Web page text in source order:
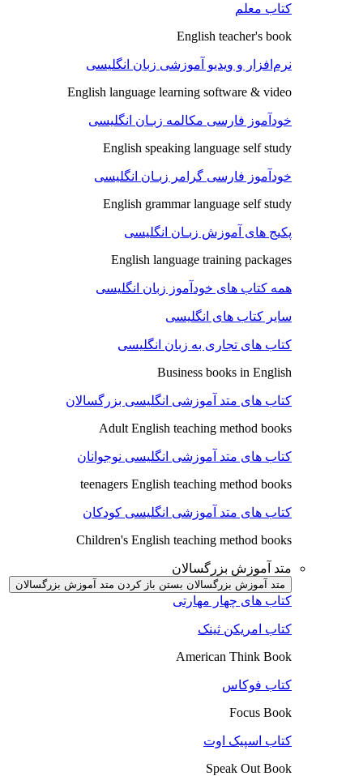
کتاب معلم
English teacher's book
نرم‌افزار و ویدیو آموزشی زبان انگلیسی
English language learning software & video
خودآموز فارسی مکالمه زبـان انگلیسی
English speaking language self study
خودآموز فارسی گرامر زبـان انگلیسی
English grammar language self study
پکیج های آموزش زبـان انگلیسی
English language training packages
همه کتاب های خودآموز زبان انگلیسی
سایر کتاب های انگلیسی
کتاب های تجاری به زبان انگلیسی
Business books in English
کتاب های متد آموزشی انگلیسی بزرگسالان
Adult English teaching method books
کتاب های متد آموزشی انگلیسی نوجوانان
teenagers English teaching method books
کتاب های متد آموزشی انگلیسی کودکان
Children's English teaching method books
متد آموزش بزرگسالان
متد آموزش بزرگسالان بستن باز کردن متد آموزش بزرگسالان
کتاب های چهار مهارتی
کتاب امریکن ثینک
American Think Book
کتاب فوکاس
Focus Book
کتاب اسپیک اوت
Speak Out Book